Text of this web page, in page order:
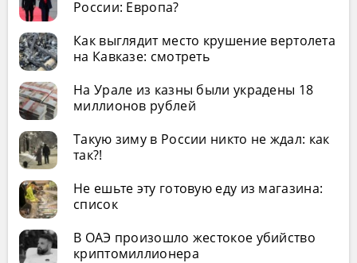
России: Европа?
Как выглядит место крушение вертолета
на Кавказе: смотреть
На Урале из казны были украдены 18
миллионов рублей
Такую зиму в России никто не ждал: как
так?!
Не ешьте эту готовую еду из магазина:
список
В ОАЭ произошло жестокое убийство
криптомиллионера